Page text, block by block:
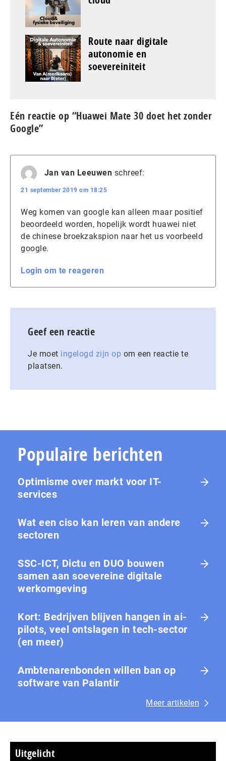
Route naar digitale
autonomie en
soevereiniteit
Eén reactie op “Huawei Mate 30 doet het zonder
Google”
Jan van Leeuwen schreef:
21 september 2019 om 18:25
Weg komen van google kan alleen maar positief
beoordeeld worden, hopelijk wordt huawei niet
de chinese broekzakspion naar het us voorbeeld
google.
Login om te reageren
Geef een reactie
Je moet ingelogd zijn op om een reactie te
plaatsen.
Populaire berichten
Optimisme over markt voor IT-
services
Wat een ciso kan leren van andere
sectoren
SSC-ICT, Dictu en DUO bouwen
samen aan soevereine digitale
werkomgeving
Kort: Bedrijven blijven hangen in ai-
pilots, veel ontslagen in tech-sector
(en meer)
Ambtenarenbonden willen ban op
software van Palantir
Meer artikelen
Uitgelicht